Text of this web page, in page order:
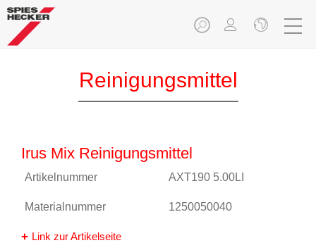
Reinigungsmittel
Irus Mix Reinigungsmittel
Artikelnummer AXT190 5.00LI
Materialnummer 1250050040
Link zur Artikelseite